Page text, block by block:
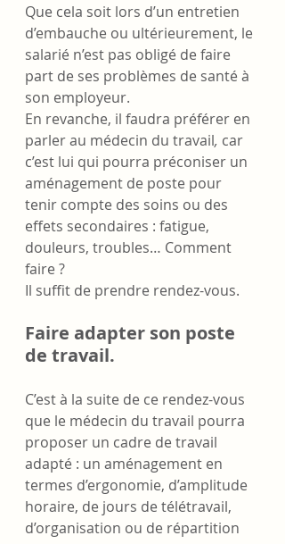
Que cela soit lors d’un entretien
d’embauche ou ultérieurement, le
salarié n’est pas obligé de faire
part de ses problèmes de santé à
son employeur.
En revanche, il faudra préférer en
parler au médecin du travail, car
c’est lui qui pourra préconiser un
aménagement de poste pour
tenir compte des soins ou des
effets secondaires : fatigue,
douleurs, troubles… Comment
faire ?
Il suffit de prendre rendez-vous.
Faire adapter son poste
de travail.
C’est à la suite de ce rendez-vous
que le médecin du travail pourra
proposer un cadre de travail
adapté : un aménagement en
termes d’ergonomie, d’amplitude
horaire, de jours de télétravail,
d’organisation ou de répartition